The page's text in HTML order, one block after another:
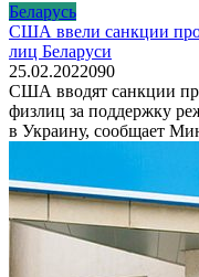
Беларусь
США ввели санкции
лиц Беларуси
25.02.2022090
США вводят санкции
физлиц за поддержку
в Украину, сообщает